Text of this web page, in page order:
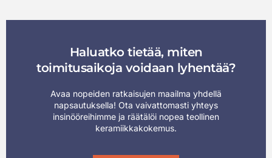
Haluatko tietää, miten
toimitusaikoja voidaan lyhentää?
Avaa nopeiden ratkaisujen maailma yhdellä
napsautuksella! Ota vaivattomasti yhteys
insinööreihimme ja räätälöi nopea teollinen
keramiikkakokemus.